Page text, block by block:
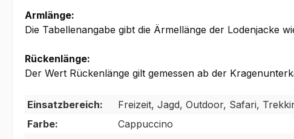
Armlänge:
Die Tabellenangabe gibt die Ärmellänge der Lodenjacke
Rückenlänge:
Der Wert Rückenlänge gilt gemessen ab der
Einsatzbereich:
Freizeit, Jagd, Outdoor, Safari,
Farbe:
Cappuccino